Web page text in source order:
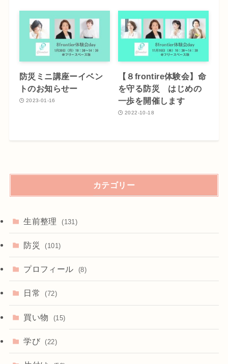
防災ミニ講座ーイベン
トのお知らせー
2023-01-16
【８frontire体験会】命
を守る防災 はじめの
一歩を開催します
2022-10-18
カテゴリー
生前整理 (131)
防災 (101)
プロフィール (8)
日常 (72)
買い物 (15)
学び (22)